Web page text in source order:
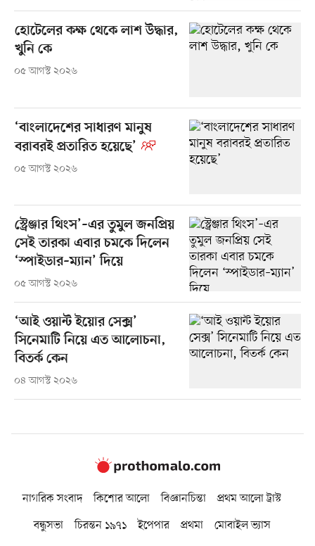
হোটেলের কক্ষ থেকে লাশ উদ্ধার,
খুনি কে
০৫ আগস্ট ২০২৬
‘বাংলাদেশের সাধারণ মানুষ
বরাবরই প্রতারিত হয়েছে’
০৫ আগস্ট ২০২৬
স্ট্রেঞ্জার থিংস’–এর তুমুল জনপ্রিয়
সেই তারকা এবার চমকে দিলেন
‘স্পাইডার–ম্যান’ দিয়ে
০৫ আগস্ট ২০২৬
‘আই ওয়ান্ট ইয়োর সেক্স’
সিনেমাটি নিয়ে এত আলোচনা,
বিতর্ক কেন
০৪ আগস্ট ২০২৬
নাগরিক সংবাদ কিশোর আলো বিজ্ঞানচিন্তা
প্রথম আলো ট্রাস্ট
বন্ধুসভা
চিরন্তন ১৯৭১ ইপেপার প্রথমা মোবাইল ভ্যাস